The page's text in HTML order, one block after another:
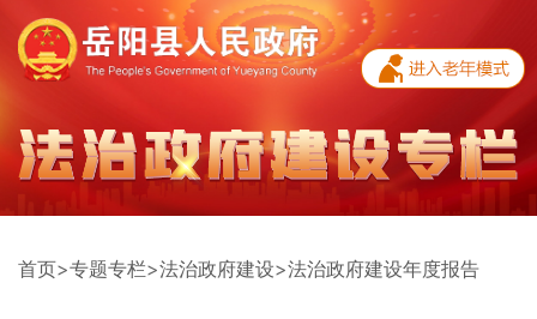
首页>专题专栏>法治政府建设>法治政府建设年度报告